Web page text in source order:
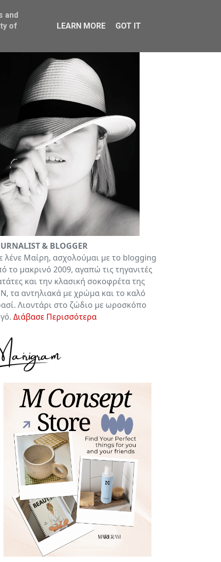
& BLOGGER
λένε Μαίρη, ασχολούμαι με το blogging
το μακρινό 2009, αγαπώ τις τηγανιτές
και την κλασική σοκοφρέτα της
τα αντηλιακά με χρώμα και το καλό
Λιοντάρι στο ζώδιο με ωροσκόπο
Διάβασε Περισσότερα
and
of
LEARN MORE GOT IT